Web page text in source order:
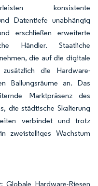
konsistente
Datentiefe unabhängig
erschließen erweiterte
Händler. Staatliche
die auf die digitale
die Hardware-
Ballungsräume an. Das
Marktpräsenz des
die städtische Skalierung
verbindet und trotz
zweistelliges Wachstum
Hardware-Riesen